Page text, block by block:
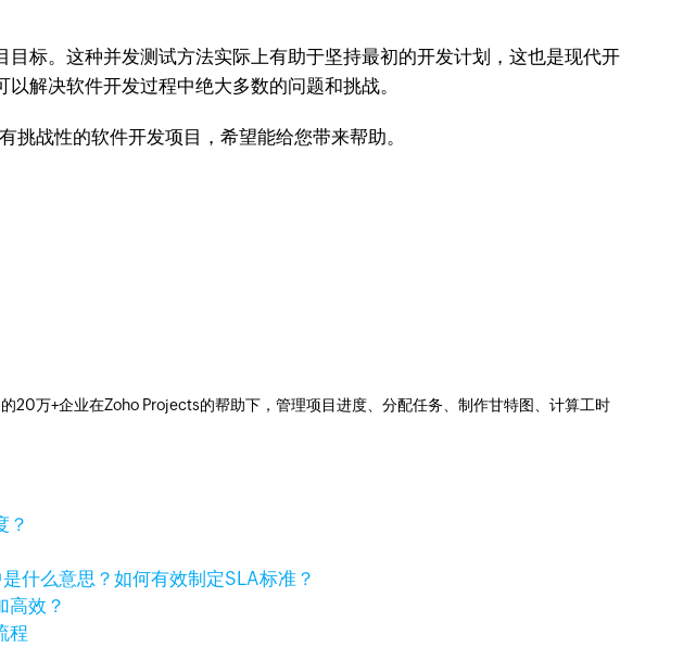
标。这种并发测试方法实际上有助于坚持最初的开发计划，这也是现代开
解决软件开发过程中绝大多数的问题和挑战。
战性的软件开发项目，希望能给您带来帮助。
万+企业在Zoho Projects的帮助下，管理项目进度、分配任务、制作甘特图、计算工时
？
什么意思？如何有效制定SLA标准？
高效？
程